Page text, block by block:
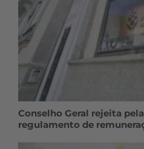
Conselho Geral rejeita
regulamento de